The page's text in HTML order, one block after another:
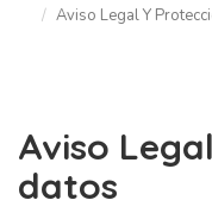
Aviso Legal Y
Aviso
datos